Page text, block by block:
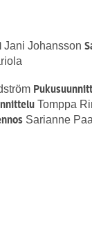
Jani Johansson
Tomppa
Sarianne